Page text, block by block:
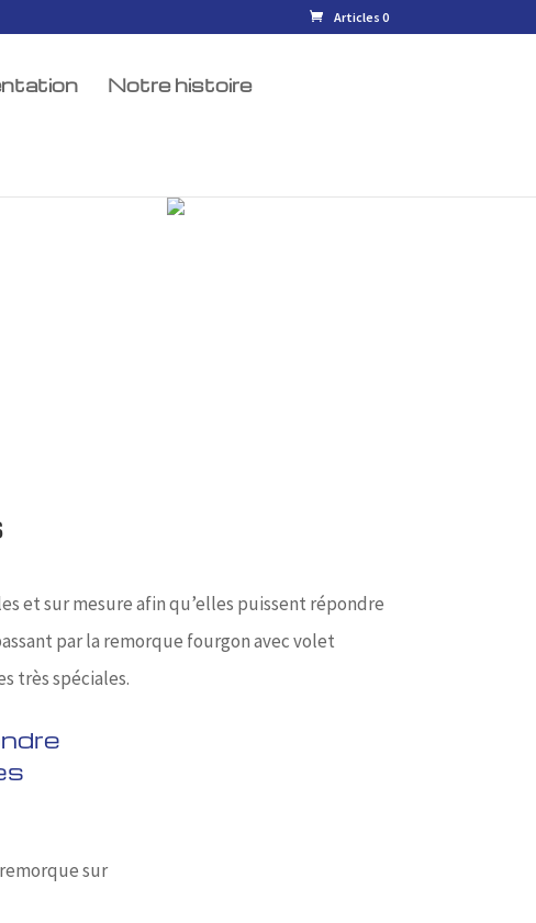
Articles 0
Notre histoire
et sur mesure afin qu’elles puissent répondre
par la remorque fourgon avec volet
très spéciales.
sur